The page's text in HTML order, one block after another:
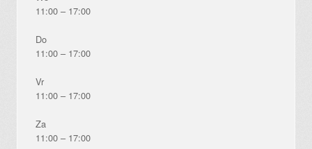
11:00 – 17:00
Do
11:00 – 17:00
Vr
11:00 – 17:00
Za
11:00 – 17:00